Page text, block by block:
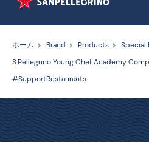
ホーム Brand Products
Special
S.Pellegrino Young Chef Academy
#SupportRestaurants